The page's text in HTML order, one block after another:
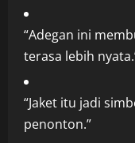
“Adegan ini
terasa lebih
“Jaket itu jadi
penonton.”